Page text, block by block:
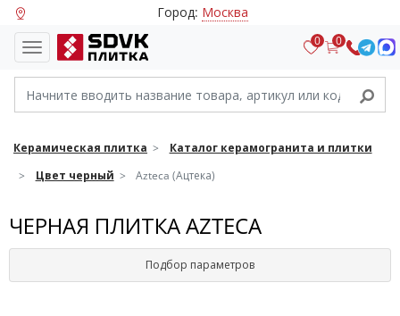
Город: Москва
0 0
Керамическая плитка
Каталог керамогранита и плитки
Цвет черный
Azteca (Ацтека)
ЧЕРНАЯ ПЛИТКА AZTECA
Подбор параметров